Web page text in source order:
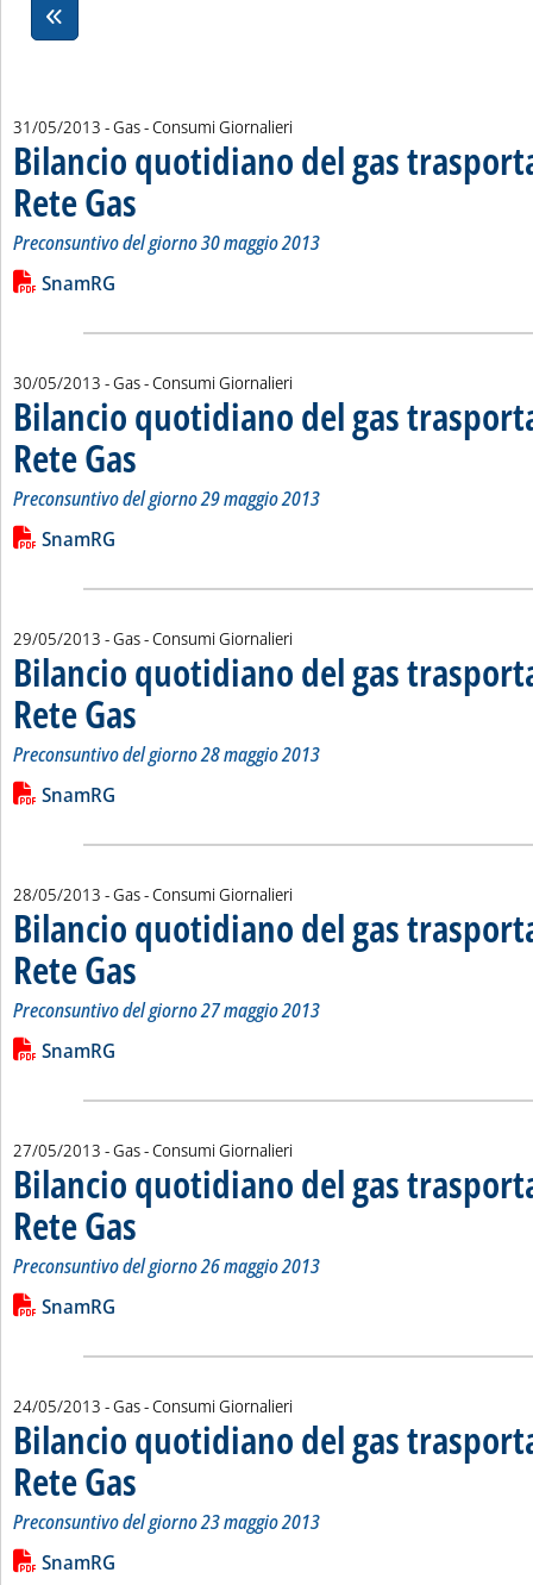
31/05/2013 - Gas - Consumi Giornalieri
Bilancio quotidiano del gas
Rete Gas . Sottotitolo: Preconsuntivo del giorno 30 maggio 2013
. Pubblicata venerdì 31 maggio 2013 alle 12.56.
Preconsuntivo del giorno 30 maggio 2013
Leggi tutta la notizia: 'Bilancio quotidiano del gas
Lista allegati PDF alla notizia
SnamRG
30/05/2013 - Gas - Consumi Giornalieri
Bilancio quotidiano del gas
Rete Gas . Sottotitolo: Preconsuntivo del giorno 29 maggio 2013
. Pubblicata giovedì 30 maggio 2013 alle 12.45.
Preconsuntivo del giorno 29 maggio 2013
Leggi tutta la notizia: 'Bilancio quotidiano del gas
Lista allegati PDF alla notizia
SnamRG
29/05/2013 - Gas - Consumi Giornalieri
Bilancio quotidiano del gas
Rete Gas . Sottotitolo: Preconsuntivo del giorno 28 maggio 2013
. Pubblicata mercoledì 29 maggio 2013 alle 15.14.
Preconsuntivo del giorno 28 maggio 2013
Leggi tutta la notizia: 'Bilancio quotidiano del gas
Lista allegati PDF alla notizia
SnamRG
28/05/2013 - Gas - Consumi Giornalieri
Bilancio quotidiano del gas
Rete Gas . Sottotitolo: Preconsuntivo del giorno 27 maggio 2013
. Pubblicata martedì 28 maggio 2013 alle 14.53.
Preconsuntivo del giorno 27 maggio 2013
Leggi tutta la notizia: 'Bilancio quotidiano del gas
Lista allegati PDF alla notizia
SnamRG
27/05/2013 - Gas - Consumi Giornalieri
Bilancio quotidiano del gas
Rete Gas . Sottotitolo: Preconsuntivo del giorno 26 maggio 2013
. Pubblicata lunedì 27 maggio 2013 alle 15.14.
Preconsuntivo del giorno 26 maggio 2013
Leggi tutta la notizia: 'Bilancio quotidiano del gas
Lista allegati PDF alla notizia
SnamRG
24/05/2013 - Gas - Consumi Giornalieri
Bilancio quotidiano del gas
Rete Gas . Sottotitolo: Preconsuntivo del giorno 23 maggio 2013
. Pubblicata venerdì 24 maggio 2013 alle 16.7.
Preconsuntivo del giorno 23 maggio 2013
Leggi tutta la notizia: 'Bilancio quotidiano del gas
Lista allegati PDF alla notizia
SnamRG